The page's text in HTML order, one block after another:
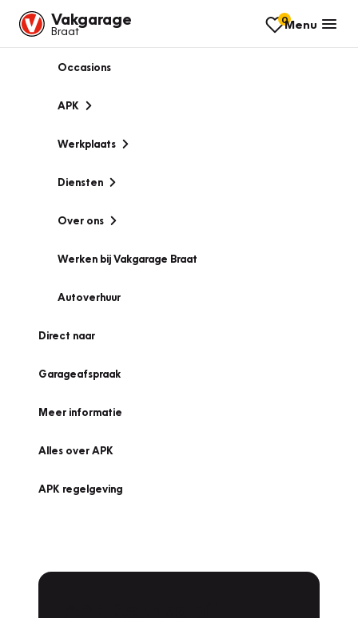
Vakgarage
Braat
0Menu
Occasions
APK
Werkplaats
Diensten
Over ons
Werken bij Vakgarage Braat
Autoverhuur
Direct naar
Garageafspraak
Meer informatie
Alles over APK
APK regelgeving